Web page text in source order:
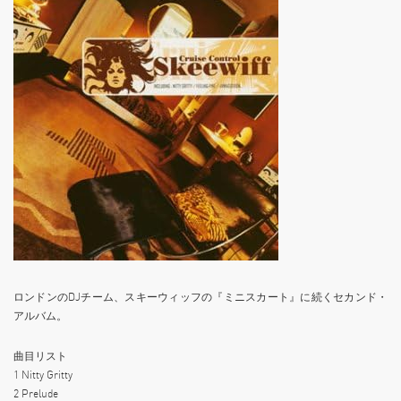
ロンドンのDJチーム、スキーウィッフの『ミニスカート』に続くセカンド・
アルバム。
曲目リスト
1 Nitty Gritty
2 Prelude